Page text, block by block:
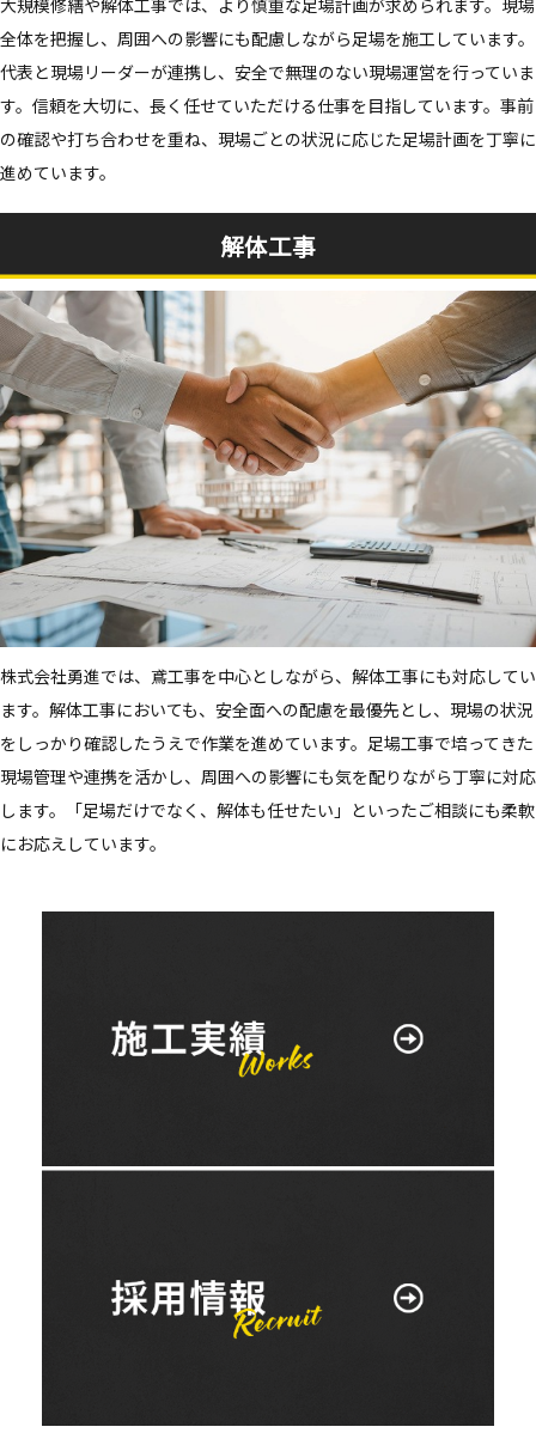
大規模修繕や解体工事では、より慎重な足場計画が求められます。現場
全体を把握し、周囲への影響にも配慮しながら足場を施工しています。
代表と現場リーダーが連携し、安全で無理のない現場運営を行っていま
す。信頼を大切に、長く任せていただける仕事を目指しています。事前
の確認や打ち合わせを重ね、現場ごとの状況に応じた足場計画を丁寧に
進めています。
解体工事
株式会社勇進では、鳶工事を中心としながら、解体工事にも対応してい
ます。解体工事においても、安全面への配慮を最優先とし、現場の状況
をしっかり確認したうえで作業を進めています。足場工事で培ってきた
現場管理や連携を活かし、周囲への影響にも気を配りながら丁寧に対応
します。「足場だけでなく、解体も任せたい」といったご相談にも柔軟
にお応えしています。